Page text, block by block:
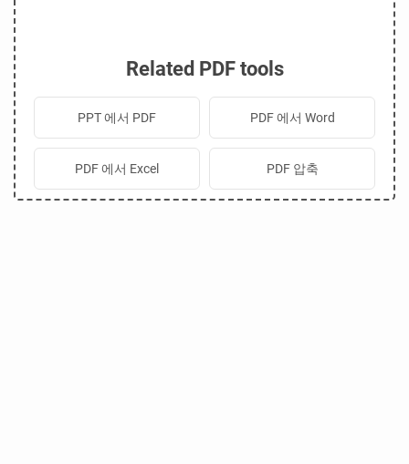
Related PDF tools
PPT 에서 PDF PDF 에서 Word
PDF 에서 Excel PDF 압축